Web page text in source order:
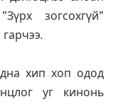
зогсохгүй"
хип хоп одод
уг кинонь